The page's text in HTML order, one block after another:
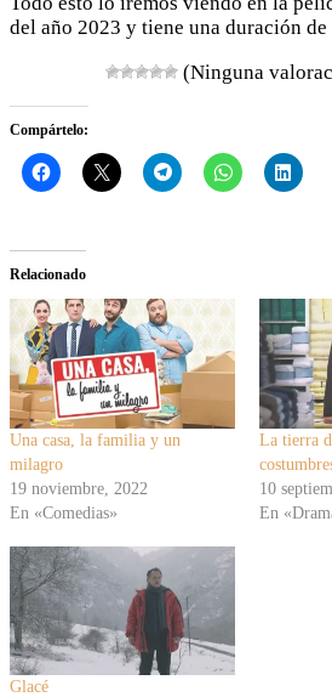
del año 2023 y tiene una duración
(Ninguna
Compártelo:
Relacionado
Una casa, la familia y un
milagro
19 noviembre, 2022
En «Comedias»
La tierra
10
En
Glacé